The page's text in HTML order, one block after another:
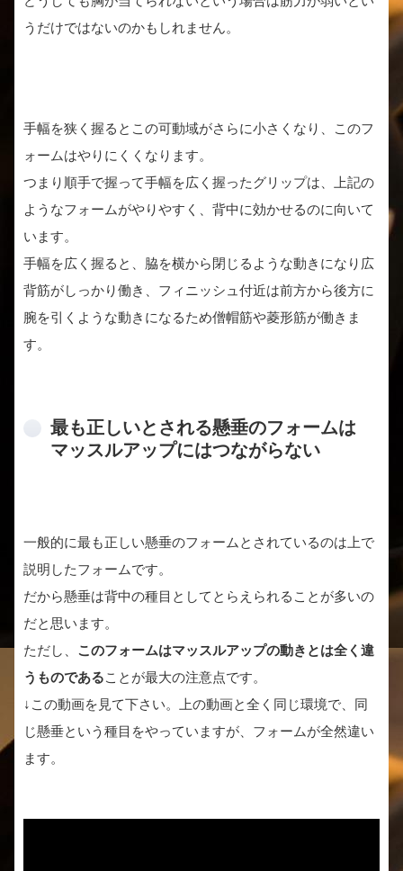
うだけではないのかもしれません。
手幅を狭く握るとこの可動域がさらに小さくなり、このフ
ォームはやりにくくなります。
つまり順手で握って手幅を広く握ったグリップは、上記の
ようなフォームがやりやすく、背中に効かせるのに向いて
います。
手幅を広く握ると、脇を横から閉じるような動きになり広
背筋がしっかり働き、フィニッシュ付近は前方から後方に
腕を引くような動きになるため僧帽筋や菱形筋が働きま
す。
最も正しいとされる懸垂のフォームは
マッスルアップにはつながらない
一般的に最も正しい懸垂のフォームとされているのは上で
説明したフォームです。
だから懸垂は背中の種目としてとらえられることが多いの
だと思います。
ただし、 このフォームはマッスルアップの動きとは全く違
うものであることが最大の注意点です。
↓この動画を見て下さい。上の動画と全く同じ環境で、同
じ懸垂という種目をやっていますが、フォームが全然違い
ます。